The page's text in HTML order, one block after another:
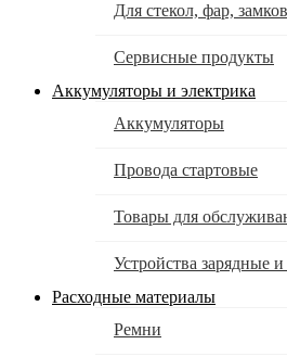
Для стекол, фар, замков
Сервисные продукты
Аккумуляторы и электрика
Аккумуляторы
Провода стартовые
Товары для
Устройства зарядные
Расходные материалы
Ремни